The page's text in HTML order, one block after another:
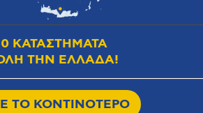
ΚΑΤΑΣΤΗΜΑΤΑ
ΤΗΝ ΕΛΛΑΔΑ!
ΤΟ ΚΟΝΤΙΝΟΤΕΡΟ